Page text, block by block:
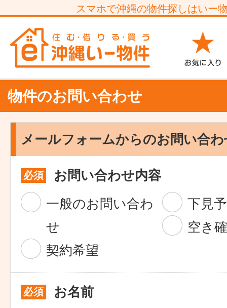
スマホで沖縄の物件探しはいー
物件のお問い合わせ
メールフォームからのお問い合
必須
お問い合わせ内容
一般のお問い合わ
せ
下見
空き
契約希望
必須 お名前